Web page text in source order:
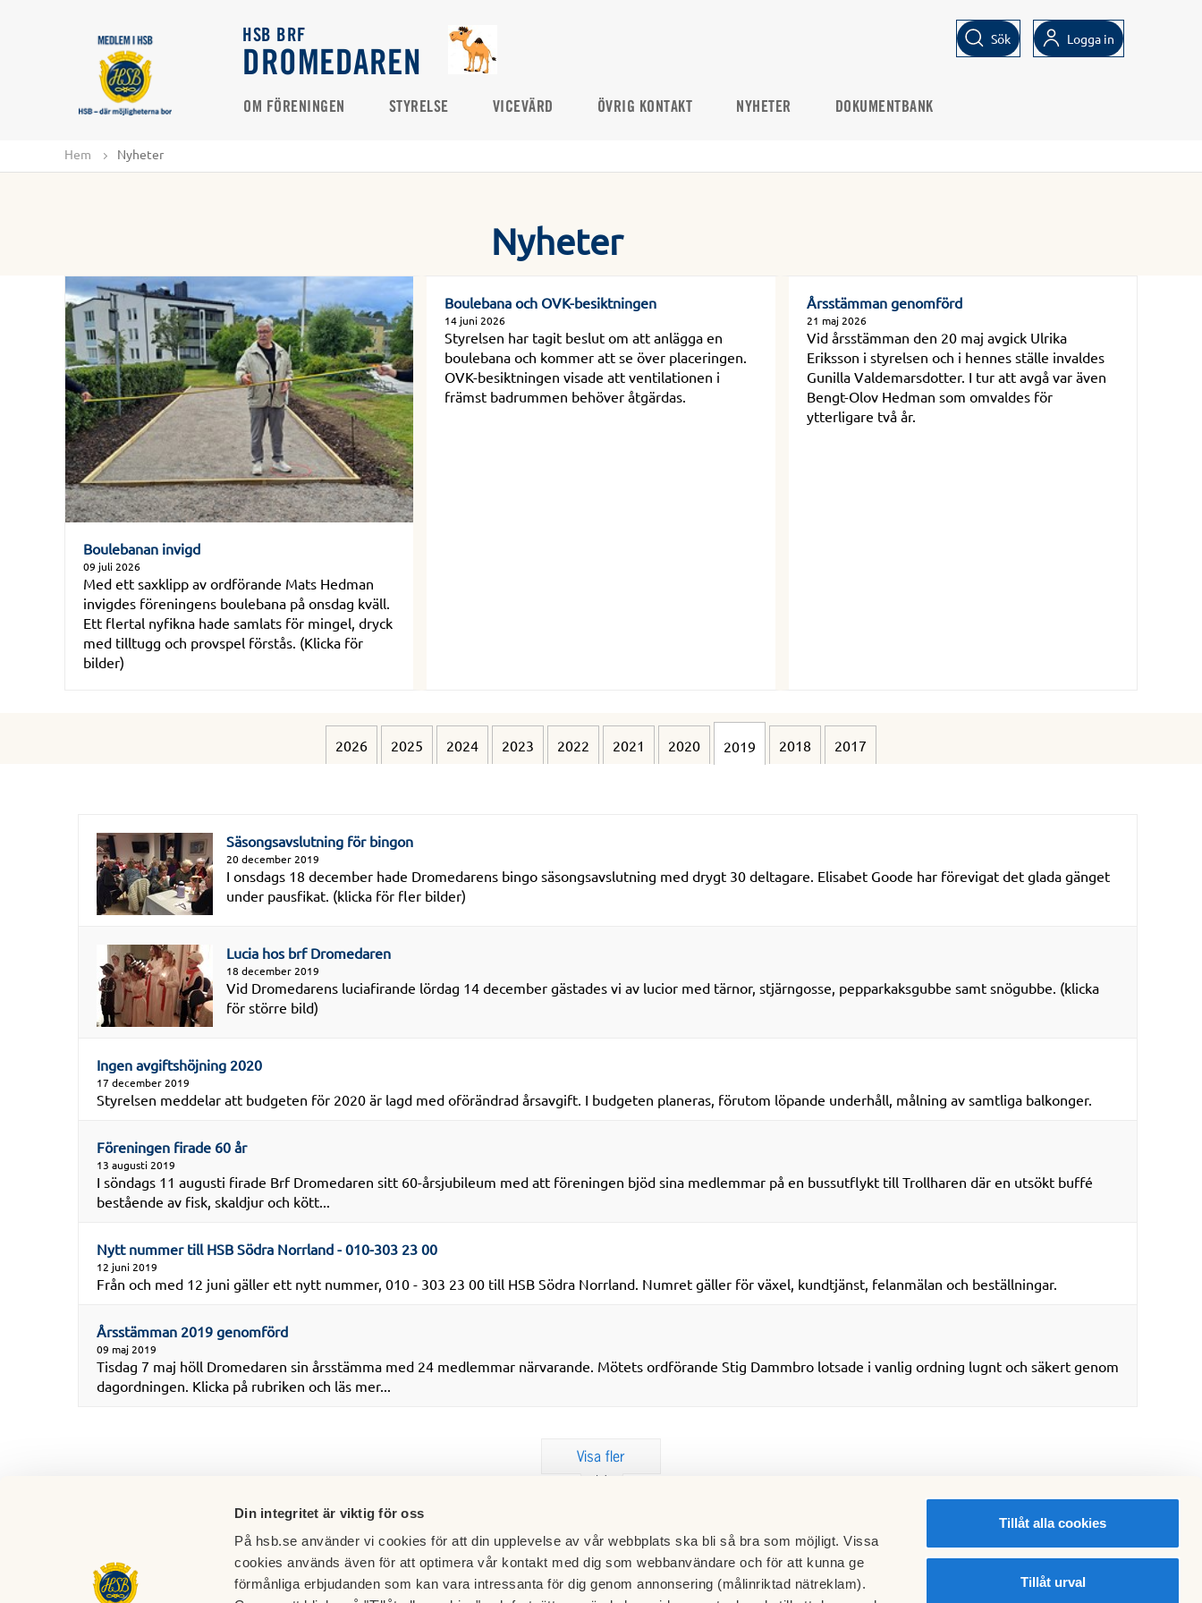
Din integritet är viktig för oss
På hsb.se använder vi cookies för att din upplevelse av vår webbplats ska bli så bra som möjligt. Vissa
cookies används även för att optimera vår kontakt med dig som webbanvändare och för att kunna ge
förmånliga erbjudanden som kan vara intressanta för dig genom annonsering (målinriktad nätreklam).
Tillåt alla cookies
Tillåt urval
HSB BRF
DROMEDAREN
Sök Logga in
OM FÖRENINGEN STYRELSE VICEVÄRD ÖVRIG KONTAKT NYHETER DOKUMENTBANK
Hem Nyheter
Nyheter
Boulebanan invigd
09 juli 2026
Med ett saxklipp av ordförande Mats Hedman
invigdes föreningens boulebana på onsdag kväll.
Ett flertal nyfikna hade samlats för mingel, dryck
med tilltugg och provspel förstås. (Klicka för
bilder)
Boulebana och OVK-besiktningen
14 juni 2026
Styrelsen har tagit beslut om att anlägga en
boulebana och kommer att se över placeringen.
OVK-besiktningen visade att ventilationen i
främst badrummen behöver åtgärdas.
Årsstämman genomförd
21 maj 2026
Vid årsstämman den 20 maj avgick Ulrika
Eriksson i styrelsen och i hennes ställe invaldes
Gunilla Valdemarsdotter. I tur att avgå var även
Bengt-Olov Hedman som omvaldes för
ytterligare två år.
2026 2025 2024 2023 2022 2021 2020 2019 2018 2017
Säsongsavslutning för bingon
20 december 2019
I onsdags 18 december hade Dromedarens bingo säsongsavslutning med drygt 30 deltagare. Elisabet Goode har förevigat det glada gänget
under pausfikat. (klicka för fler bilder)
Lucia hos brf Dromedaren
18 december 2019
Vid Dromedarens luciafirande lördag 14 december gästades vi av lucior med tärnor, stjärngosse, pepparkaksgubbe samt snögubbe. (klicka
för större bild)
Ingen avgiftshöjning 2020
17 december 2019
Styrelsen meddelar att budgeten för 2020 är lagd med oförändrad årsavgift. I budgeten planeras, förutom löpande underhåll, målning av samtliga balkonger.
Föreningen firade 60 år
13 augusti 2019
I söndags 11 augusti firade Brf Dromedaren sitt 60-årsjubileum med att föreningen bjöd sina medlemmar på en bussutflykt till Trollharen där en utsökt buffé
bestående av fisk, skaldjur och kött...
Nytt nummer till HSB Södra Norrland - 010-303 23 00
12 juni 2019
Från och med 12 juni gäller ett nytt nummer, 010 - 303 23 00 till HSB Södra Norrland. Numret gäller för växel, kundtjänst, felanmälan och beställningar.
Årsstämman 2019 genomförd
09 maj 2019
Tisdag 7 maj höll Dromedaren sin årsstämma med 24 medlemmar närvarande. Mötets ordförande Stig Dammbro lotsade i vanlig ordning lugnt och säkert genom
dagordningen. Klicka på rubriken och läs mer...
Visa fler